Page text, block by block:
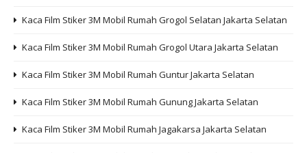
Kaca Film Stiker 3M Mobil Rumah Grogol Selatan Jakarta Selatan
Kaca Film Stiker 3M Mobil Rumah Grogol Utara Jakarta Selatan
Kaca Film Stiker 3M Mobil Rumah Guntur Jakarta Selatan
Kaca Film Stiker 3M Mobil Rumah Gunung Jakarta Selatan
Kaca Film Stiker 3M Mobil Rumah Jagakarsa Jakarta Selatan